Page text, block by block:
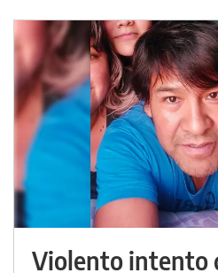
Violento intento